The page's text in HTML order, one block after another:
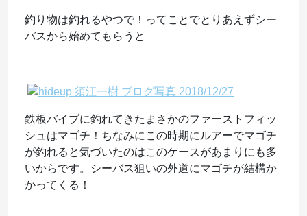
釣り物は釣れるやつで！ってことでとりあえずシー
バスから始めてもらうと
鉄板バイブに釣れてきたまさかのファーストフィッ
シュはマゴチ！ちなみにこの時期にルアーでマゴチ
が釣れると気づいたのはこのケースがあまりにも多
いからです。シーバス狙いの外道にマゴチが結構か
かってくる！